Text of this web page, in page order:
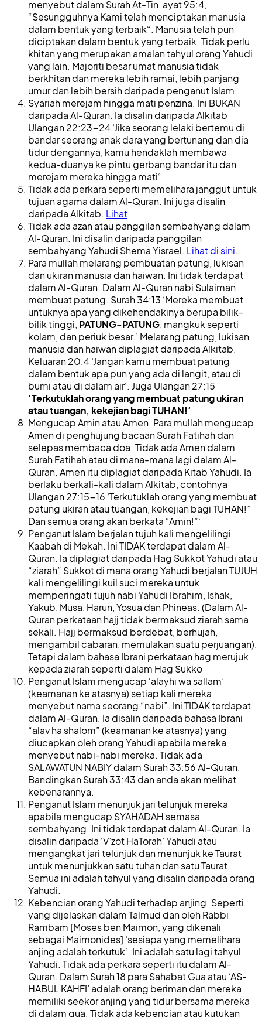
menyebut dalam Surah At-Tin, ayat 95:4,
“Sesungguhnya Kami telah menciptakan manusia
dalam bentuk yang terbaik“. Manusia telah pun
diciptakan dalam bentuk yang terbaik. Tidak perlu
khitan yang merupakan amalan tahyul orang Yahudi
yang lain. Majoriti besar umat manusia tidak
berkhitan dan mereka lebih ramai, lebih panjang
umur dan lebih bersih daripada penganut Islam.
Syariah merejam hingga mati penzina. Ini BUKAN
daripada Al-Quran. Ia disalin daripada Alkitab
Ulangan 22:23-24 ‘Jika seorang lelaki bertemu di
bandar seorang anak dara yang bertunang dan dia
tidur dengannya, kamu hendaklah membawa
kedua-duanya ke pintu gerbang bandar itu dan
merejam mereka hingga mati‘
Tidak ada perkara seperti memelihara janggut untuk
tujuan agama dalam Al-Quran. Ini juga disalin
daripada Alkitab. Lihat
Tidak ada azan atau panggilan sembahyang dalam
Al-Quran. Ini disalin daripada panggilan
sembahyang Yahudi Shema Yisrael. Lihat di sini…
Para mullah melarang pembuatan patung, lukisan
dan ukiran manusia dan haiwan. Ini tidak terdapat
dalam Al-Quran. Dalam Al-Quran nabi Sulaiman
membuat patung. Surah 34:13 ‘Mereka membuat
untuknya apa yang dikehendakinya berupa bilik-
bilik tinggi, PATUNG-PATUNG, mangkuk seperti
kolam, dan periuk besar.’ Melarang patung, lukisan
manusia dan haiwan diplagiat daripada Alkitab.
Keluaran 20:4 ‘Jangan kamu membuat patung
dalam bentuk apa pun yang ada di langit, atau di
bumi atau di dalam air‘. Juga Ulangan 27:15
‘Terkutuklah orang yang membuat patung ukiran
atau tuangan, kekejian bagi TUHAN!‘
Mengucap Amin atau Amen. Para mullah mengucap
Amen di penghujung bacaan Surah Fatihah dan
selepas membaca doa. Tidak ada Amen dalam
Surah Fatihah atau di mana-mana lagi dalam Al-
Quran. Amen itu diplagiat daripada Kitab Yahudi. Ia
berlaku berkali-kali dalam Alkitab, contohnya
Ulangan 27:15-16 ‘Terkutuklah orang yang membuat
patung ukiran atau tuangan, kekejian bagi TUHAN!”
Dan semua orang akan berkata “Amin!”‘
Penganut Islam berjalan tujuh kali mengelilingi
Kaabah di Mekah. Ini TIDAK terdapat dalam Al-
Quran. Ia diplagiat daripada Hag Sukkot Yahudi atau
“ziarah” Sukkot di mana orang Yahudi berjalan TUJUH
kali mengelilingi kuil suci mereka untuk
memperingati tujuh nabi Yahudi Ibrahim, Ishak,
Yakub, Musa, Harun, Yosua dan Phineas. (Dalam Al-
Quran perkataan hajj tidak bermaksud ziarah sama
sekali. Hajj bermaksud berdebat, berhujah,
mengambil cabaran, memulakan suatu perjuangan).
Tetapi dalam bahasa Ibrani perkataan hag merujuk
kepada ziarah seperti dalam Hag Sukko
Penganut Islam mengucap ‘alayhi wa sallam’
(keamanan ke atasnya) setiap kali mereka
menyebut nama seorang “nabi”. Ini TIDAK terdapat
dalam Al-Quran. Ia disalin daripada bahasa Ibrani
“alav ha shalom” (keamanan ke atasnya) yang
diucapkan oleh orang Yahudi apabila mereka
menyebut nabi-nabi mereka. Tidak ada
SALAWATUN NABIY dalam Surah 33:56 Al-Quran.
Bandingkan Surah 33:43 dan anda akan melihat
kebenarannya.
Penganut Islam menunjuk jari telunjuk mereka
apabila mengucap SYAHADAH semasa
sembahyang. Ini tidak terdapat dalam Al-Quran. Ia
disalin daripada ‘V’zot HaTorah’ Yahudi atau
mengangkat jari telunjuk dan menunjuk ke Taurat
untuk menunjukkan satu tuhan dan satu Taurat.
Semua ini adalah tahyul yang disalin daripada orang
Yahudi.
Kebencian orang Yahudi terhadap anjing. Seperti
yang dijelaskan dalam Talmud dan oleh Rabbi
Rambam [Moses ben Maimon, yang dikenali
sebagai Maimonides] ‘sesiapa yang memelihara
anjing adalah terkutuk‘. Ini adalah satu lagi tahyul
Yahudi. Tidak ada perkara seperti itu dalam Al-
Quran. Dalam Surah 18 para Sahabat Gua atau ‘AS-
HABUL KAHFI’ adalah orang beriman dan mereka
memiliki seekor anjing yang tidur bersama mereka
di dalam gua. Tidak ada kebencian atau kutukan